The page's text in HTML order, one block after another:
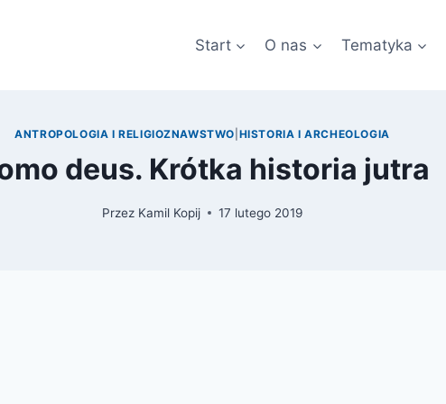
Start O nas Tematyka
ANTROPOLOGIA I RELIGIOZNAWSTWO HISTORIA I ARCHEOLOGIA
deus. Krótka historia jutra
Przez Kamil Kopij 17 lutego 2019